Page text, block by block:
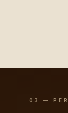
03 —